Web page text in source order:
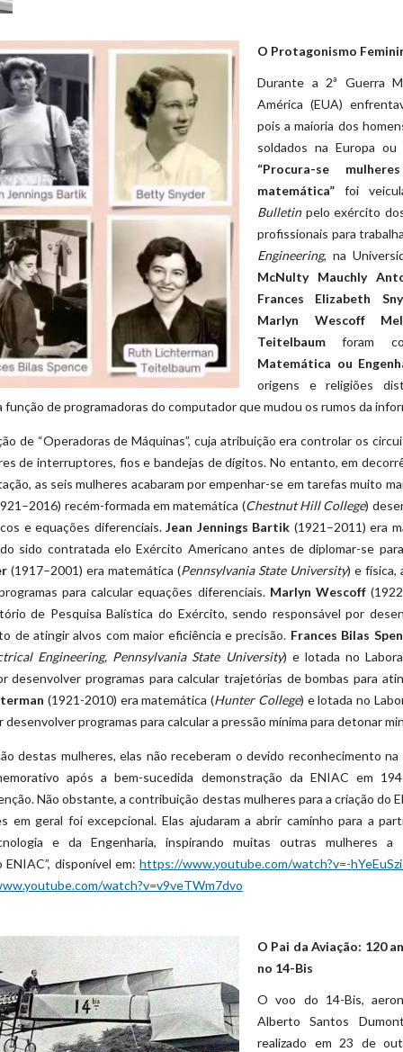
O Protagonismo
Durante a 2ª Guerra
América (EUA)
pois a maioria dos
soldados na Europa
“Procura-se
matemática” foi
Bulletinpelo exército
profissionais para
Engineering, na
McNulty Mauchly
Frances Elizabeth
Marlyn Wescoff
Teitelbaum foram
Matemática ou
origens e religiões
função de programadoras do computador que mudou os rumos da
de “Operadoras de Máquinas”, cuja atribuição era controlar os
de interruptores, fios e bandejas de dígitos. No entanto, em
as seis mulheres acabaram por empenhar-se em tarefas muito
recém-formada em matemática (Chestnut Hill College)
e equações diferenciais.Jean Jennings Bartik (1921–2011) era
sido contratada elo Exército Americano antes de diplomar-se
(1917–2001) era matemática (Pennsylvania State University) e física,
para calcular equações diferenciais. Marlyn Wescoff
de Pesquisa Balística do Exército, sendo responsável por
de atingir alvos com maior eficiência e precisão. Frances Bilas
Engineering, Pennsylvania State University) e lotada no
desenvolver programas para calcular trajetórias de bombas para
(1921-2010) era matemática (Hunter College) e lotada no
programas para calcular a pressão mínima para detonar
destas mulheres, elas não receberam o devido reconhecimento na
após a bem-sucedida demonstração da ENIAC em
Não obstante, a contribuição destas mulheres para a criação do
em geral foi excepcional. Elas ajudaram a abrir caminho para a
e da Engenharia, inspirando muitas outras mulheres a
disponível em:https://www.youtube.com/watch?v=-
watch?v=v9veTWm7dvo
O Pai da Aviação: 120
no 14-Bis
O voo do 14-Bis,
Alberto Santos
realizado em 23 de